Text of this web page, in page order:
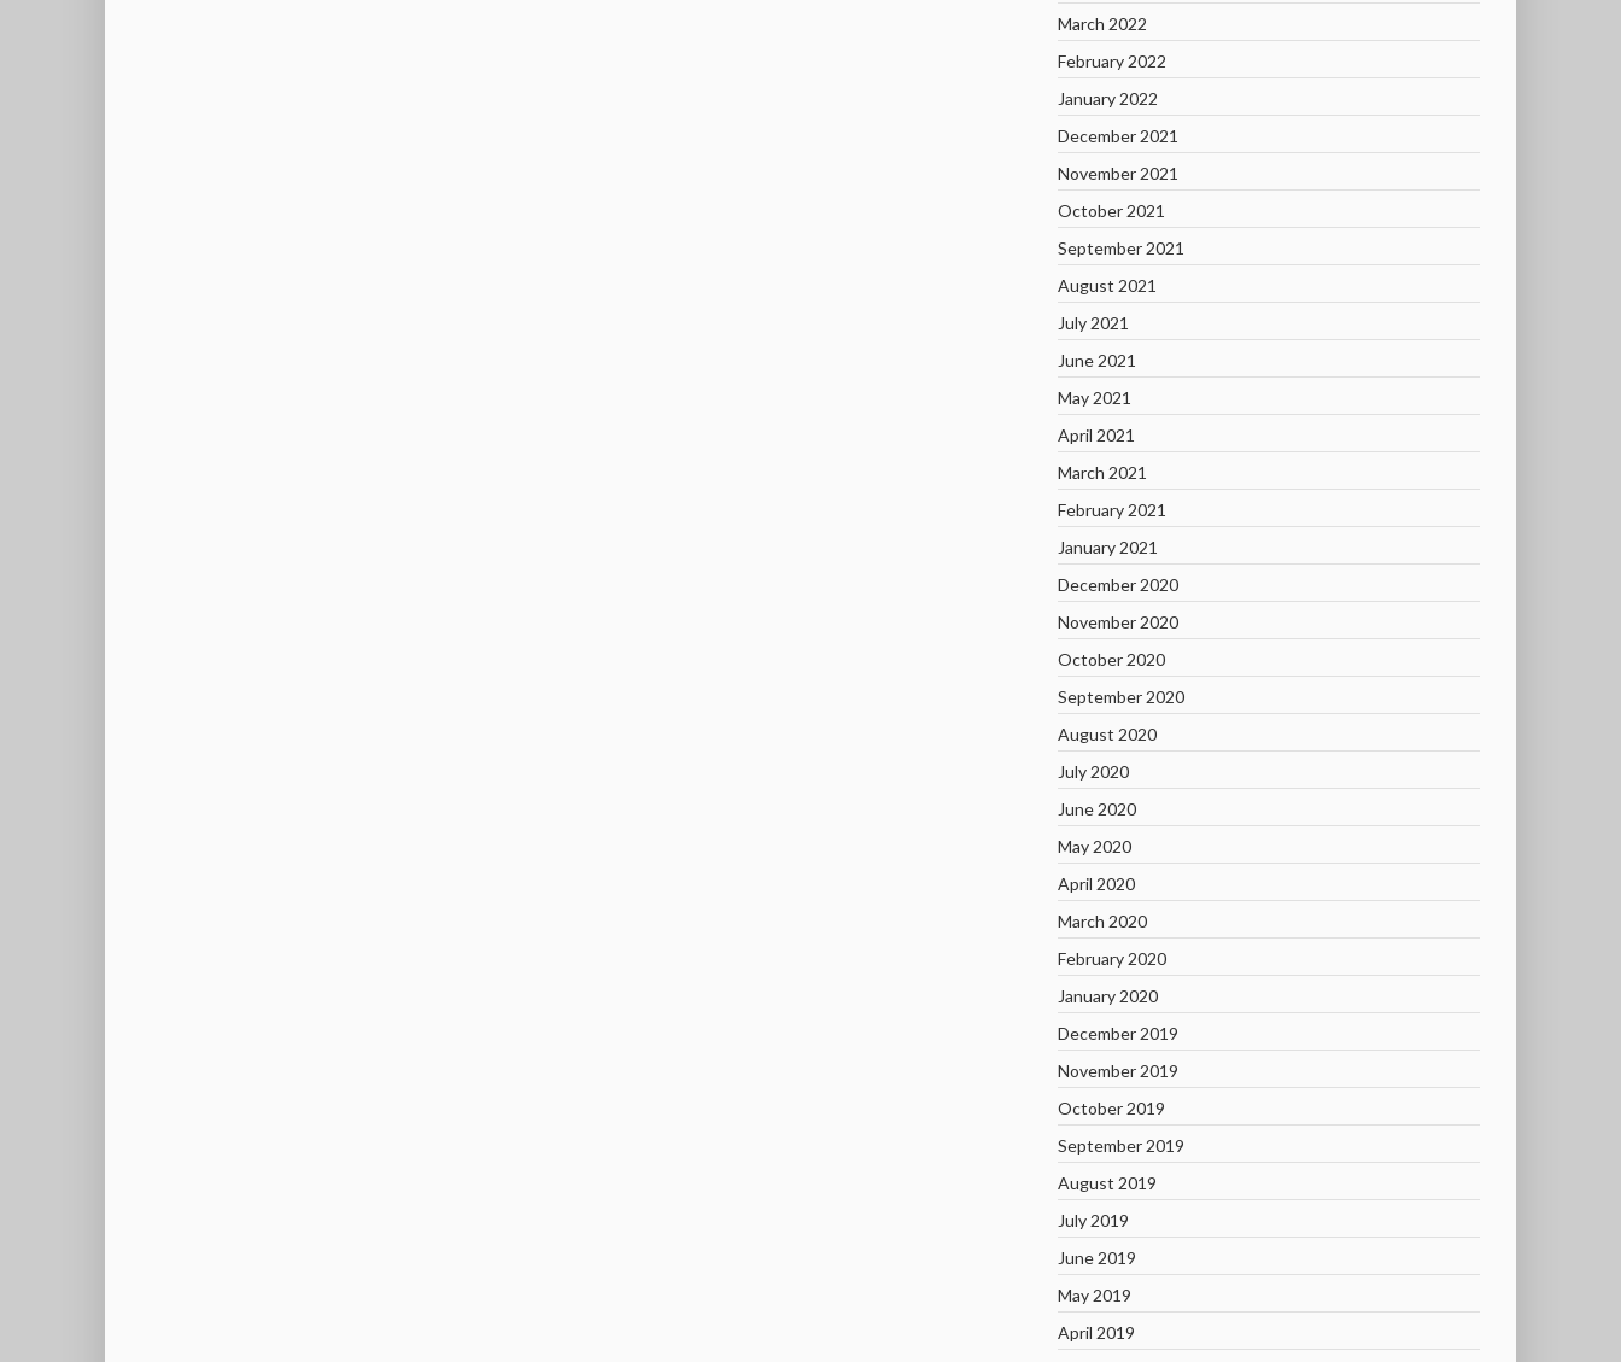
March 2022
February 2022
January 2022
December 2021
November 2021
October 2021
September 2021
August 2021
July 2021
June 2021
May 2021
April 2021
March 2021
February 2021
January 2021
December 2020
November 2020
October 2020
September 2020
August 2020
July 2020
June 2020
May 2020
April 2020
March 2020
February 2020
January 2020
December 2019
November 2019
October 2019
September 2019
August 2019
July 2019
June 2019
May 2019
April 2019